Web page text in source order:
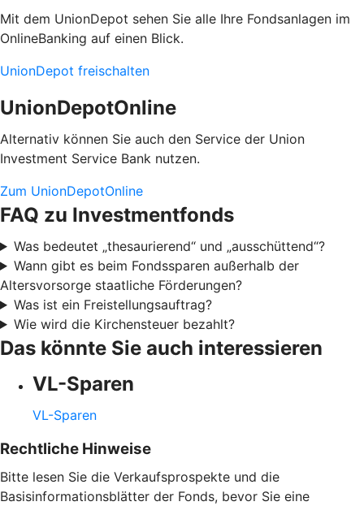
Mit dem UnionDepot sehen Sie alle Ihre Fondsanlagen im
OnlineBanking auf einen Blick.
UnionDepot freischalten
UnionDepotOnline
Alternativ können Sie auch den Service der Union
Investment Service Bank nutzen.
Zum UnionDepotOnline
FAQ zu Investmentfonds
Was bedeutet „thesaurierend“ und „ausschüttend“?
Wann gibt es beim Fondssparen außerhalb der
Altersvorsorge staatliche Förderungen?
Was ist ein Freistellungsauftrag?
Wie wird die Kirchensteuer bezahlt?
Das könnte Sie auch interessieren
VL-Sparen
VL-Sparen
Rechtliche Hinweise
Bitte lesen Sie die Verkaufsprospekte und die
Basisinformationsblätter der Fonds, bevor Sie eine